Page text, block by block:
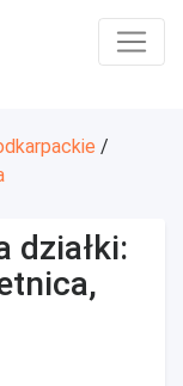
/
działki: